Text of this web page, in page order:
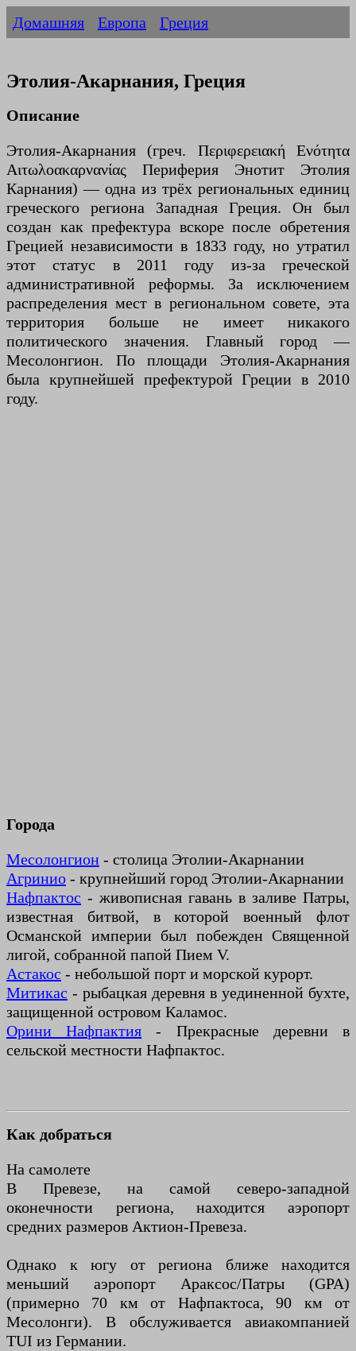
Домашняя Европа Греция
Этолия-Акарнания, Греция
Описание
Этолия-Акарнания (греч. Περιφερειακή Ενότητα
Αιτωλοακαρνανίας Периферия Энотит Этолия
Карнания) — одна из трёх региональных единиц
греческого региона Западная Греция. Он был
создан как префектура вскоре после обретения
Грецией независимости в 1833 году, но утратил
этот статус в 2011 году из-за греческой
административной реформы. За исключением
распределения мест в региональном совете, эта
территория больше не имеет никакого
политического значения. Главный город —
Месолонгион. По площади Этолия-Акарнания
была крупнейшей префектурой Греции в 2010
году.
Города
Месолонгион - столица Этолии-Акарнании
Агринио - крупнейший город Этолии-Акарнании
Нафпактос - живописная гавань в заливе Патры,
известная битвой, в которой военный флот
Османской империи был побежден Священной
лигой, собранной папой Пием V.
Астакос - небольшой порт и морской курорт.
Митикас - рыбацкая деревня в уединенной бухте,
защищенной островом Каламос.
Орини Нафпактия - Прекрасные деревни в
сельской местности Нафпактос.
Как добраться
На самолете
В Превезе, на самой северо-западной
оконечности региона, находится аэропорт
средних размеров Актион-Превеза.
Однако к югу от региона ближе находится
меньший аэропорт Араксос/Патры (GPA)
(примерно 70 км от Нафпактоса, 90 км от
Месолонги). B обслуживается авиакомпанией
TUI из Германии.